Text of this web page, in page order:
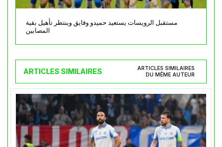
مستقبل الرويسات يستعيد حميدو وفايق وينتظر تأهيل بقية
المصابين
ARTICLES SIMILAIRES
ARTICLES SIMILAIRES
DU MÊME AUTEUR